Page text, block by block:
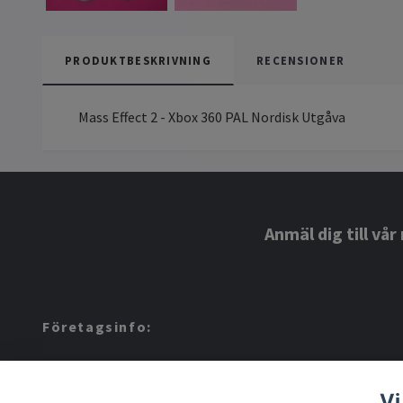
PRODUKTBESKRIVNING RECENSIONER
Mass Effect 2 - Xbox 360 PAL Nordisk Utgåva
Anmäl dig till
Företagsinfo: